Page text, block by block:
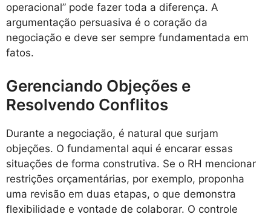
operacional” pode fazer toda a diferença. A
argumentação persuasiva é o coração da
negociação e deve ser sempre fundamentada em
fatos.
Gerenciando Objeções e
Resolvendo Conflitos
Durante a negociação, é natural que surjam
objeções. O fundamental aqui é encarar essas
situações de forma construtiva. Se o RH mencionar
restrições orçamentárias, por exemplo, proponha
uma revisão em duas etapas, o que demonstra
flexibilidade e vontade de colaborar. O controle